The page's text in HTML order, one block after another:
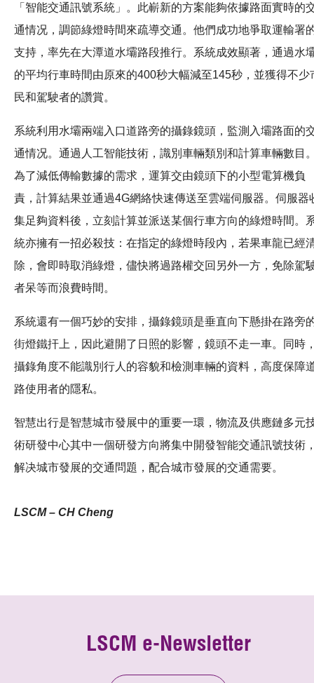
「智能交通訊號系統」。此嶄新的方案能夠依據路面實時的
通情况，調節綠燈時間來疏導交通。他們成功地爭取運輸署
支持，率先在大潭道水壩路段推行。系統成效顯著，通過水
的平均行車時間由原來的400秒大幅減至145秒，並獲得不少
民和駕駛者的讚賞。
系統利用水壩兩端入口道路旁的攝錄鏡頭，監測入壩路面的
通情况。通過人工智能技術，識別車輛類別和計算車輛數目
為了減低傳輸數據的需求，運算交由鏡頭下的小型電算機負
責，計算結果並通過4G網絡快速傳送至雲端伺服器。伺服器
集足夠資料後，立刻計算並派送某個行車方向的綠燈時間。
統亦擁有一招必殺技：在指定的綠燈時段內，若果車龍已經
除，會即時取消綠燈，儘快將過路權交回另外一方，免除駕
者呆等而浪費時間。
系統還有一個巧妙的安排，攝錄鏡頭是垂直向下懸掛在路旁
街燈鐵扞上，因此避開了日照的影響，鏡頭不走一車。同時
攝錄角度不能識別行人的容貌和檢測車輛的資料，高度保障
路使用者的隱私。
智慧出行是智慧城市發展中的重要一環，物流及供應鏈多元
術研發中心其中一個研發方向將集中開發智能交通訊號技術
解决城市發展的交通問題，配合城市發展的交通需要。
LSCM – CH Cheng
LSCM e-Newsletter